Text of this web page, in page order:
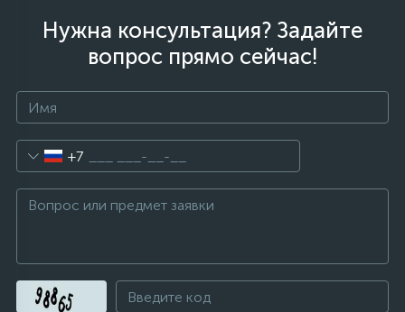
Нужна консультация? Задайте
вопрос прямо сейчас!
+7